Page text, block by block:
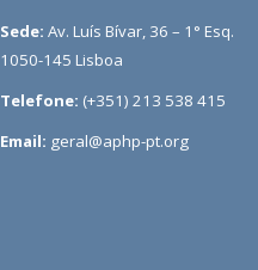
Sede: Av. Luís Bívar, 36 – 1° Esq.
1050-145 Lisboa
Telefone: (+351) 213 538 415
Email: geral@aphp-pt.org